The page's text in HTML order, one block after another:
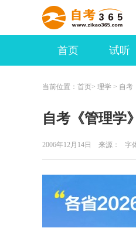
首页 试听
当前位置： 首页> 理学 > 自考
自考《管理学
2006年12月14日 来源： 字